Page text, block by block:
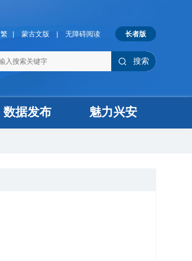
繁 | 蒙古文版 | 无障碍阅读 长者版
搜索
数据发布 魅力兴安